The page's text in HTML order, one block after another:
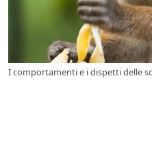
I comportamenti e i dispetti delle